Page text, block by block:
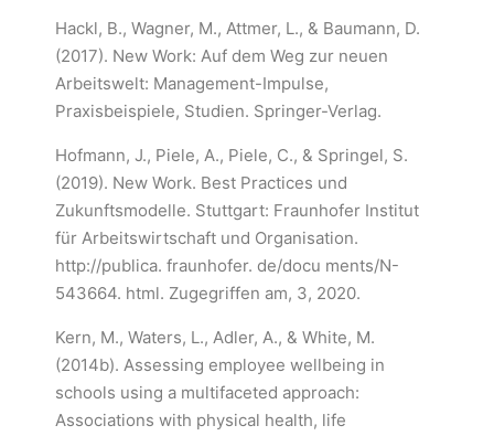
Hackl, B., Wagner, M., Attmer, L., & Baumann, D.
(2017). New Work: Auf dem Weg zur neuen
Arbeitswelt: Management-Impulse,
Praxisbeispiele, Studien. Springer-Verlag.
Hofmann, J., Piele, A., Piele, C., & Springel, S.
(2019). New Work. Best Practices und
Zukunftsmodelle. Stuttgart: Fraunhofer Institut
für Arbeitswirtschaft und Organisation.
http://publica. fraunhofer. de/docu ments/N-
543664. html. Zugegriffen am, 3, 2020.
Kern, M., Waters, L., Adler, A., & White, M.
(2014b). Assessing employee wellbeing in
schools using a multifaceted approach:
Associations with physical health, life